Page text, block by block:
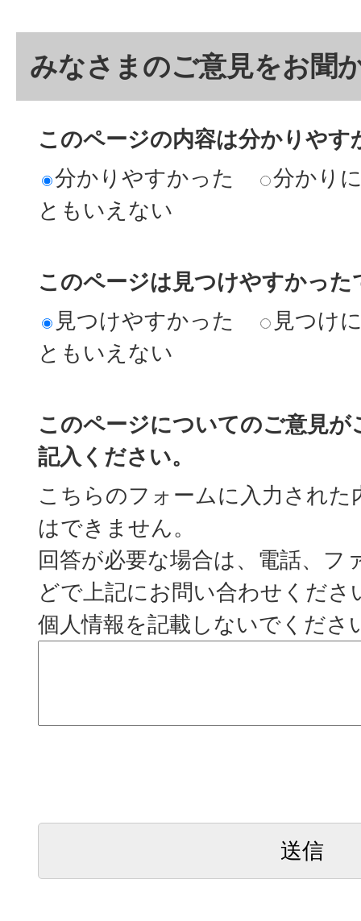
みなさまのご意見をお聞
このページの内容は分かりやす
分かりやすかった
分かり
ともいえない
このページは見つけやすかった
見つけやすかった
見つけ
ともいえない
このページについてのご意見
記入ください。
こちらのフォームに入力された
はできません。
回答が必要な場合は、電話、フ
どで上記にお問い合わせくださ
個人情報を記載しないでくださ